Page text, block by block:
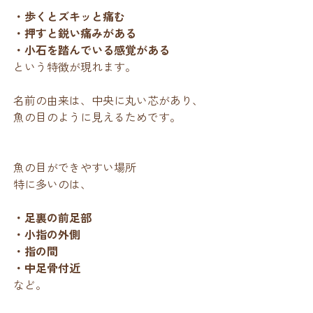
・歩くとズキッと痛む
・押すと鋭い痛みがある
・小石を踏んでいる感覚がある
という特徴が現れます。
名前の由来は、中央に丸い芯があり、
魚の目のように見えるためです。
魚の目ができやすい場所
特に多いのは、
・足裏の前足部
・小指の外側
・指の間
・中足骨付近
など。